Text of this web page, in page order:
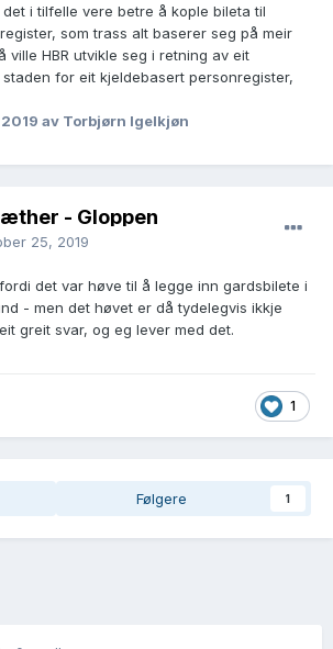
i tilfelle vere betre å kople bileta til
som trass alt baserer seg på meir
ville HBR utvikle seg i retning av eit
for eit kjeldebasert personregister,
av Torbjørn Igelkjøn
- Gloppen
25, 2019
det var høve til å legge inn gardsbilete i
- men det høvet er då tydelegvis ikkje
greit svar, og eg lever med det.
1
Følgere 1